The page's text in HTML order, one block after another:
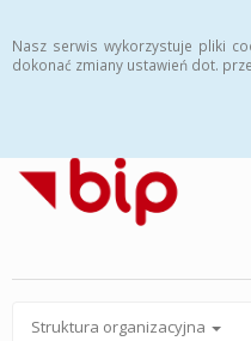
Nasz serwis wykorzystuje pliki
dokonać zmiany ustawień dot.
Struktura organizacyjna